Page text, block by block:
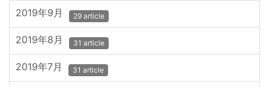
2019年9月 29 article
2019年8月 31 article
2019年7月 31 article